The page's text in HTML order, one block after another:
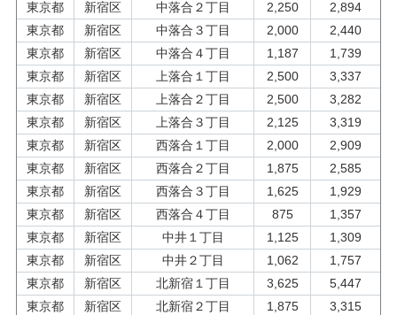
東京都 新宿区 中落合２丁目 2,250
2,894
東京都
新宿区 中落合３丁目 2,000
2,440
東京都
新宿区 中落合４丁目 1,187
1,739
東京都
新宿区 上落合１丁目 2,500
3,337
東京都
新宿区 上落合２丁目 2,500
3,282
東京都
新宿区 上落合３丁目 2,125
3,319
東京都
新宿区 西落合１丁目 2,000
2,909
東京都
新宿区 西落合２丁目 1,875
2,585
東京都
新宿区 西落合３丁目 1,625
1,929
東京都
新宿区 西落合４丁目 875
1,357
東京都
新宿区 中井１丁目 1,125
1,309
東京都
新宿区 中井２丁目 1,062
1,757
東京都
新宿区 北新宿１丁目 3,625
5,447
東京都
新宿区 北新宿２丁目 1,875
3,315